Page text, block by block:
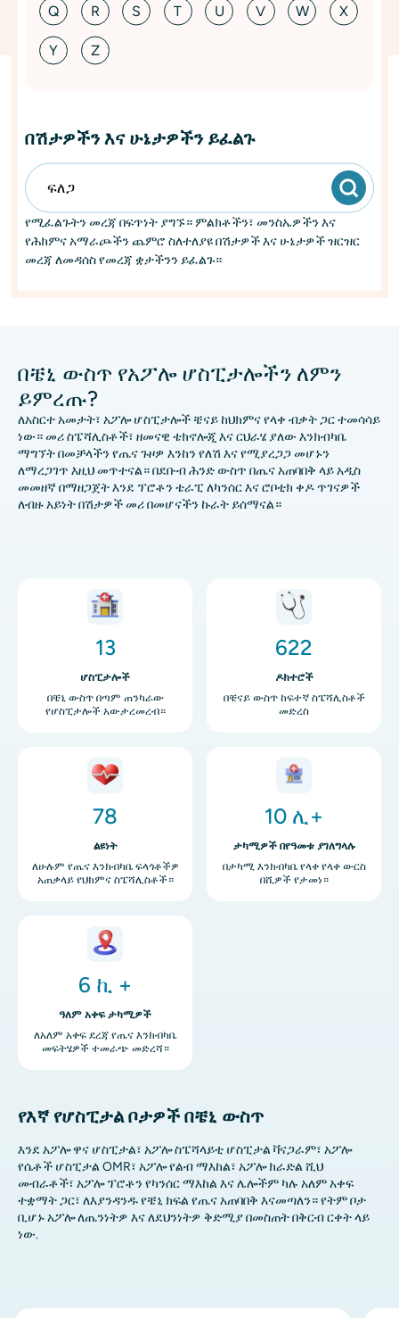
Q R S T U V W X
Y Z
በሽታዎችን እና ሁኔታዎችን ይፈልጉ
የሚፈልጉትን መረጃ በፍጥነት ያግኙ። ምልክቶችን፣ መንስኤዎችን እና
የሕክምና አማራጮችን ጨምሮ ስለተለያዩ በሽታዎች እና ሁኔታዎች ዝርዝር
መረጃ ለመዳሰስ የመረጃ ቋታችንን ይፈልጉ።
በቼኒ ውስጥ የአፖሎ ሆስፒታሎችን ለምን
ይምረጡ?
ለአስርተ አመታት፣ አፖሎ ሆስፒታሎች ቼናይ ከህክምና የላቀ ብቃት ጋር ተመሳሳይ
ነው። መሪ ስፔሻሊስቶች፣ ዘመናዊ ቴክኖሎጂ እና ርህራሄ ያለው እንክብካቤ
ማግኘት በመቻላችን የጤና ጉዞዎ እንከን የለሽ እና የሚያረጋጋ መሆኑን
ለማረጋገጥ እዚህ መጥተናል። በደቡብ ሕንድ ውስጥ በጤና አጠባበቅ ላይ አዲስ
መመዘኛ በማዘጋጀት እንደ ፕሮቶን ቴራፒ ለካንሰር እና ሮቦቲክ ቀዶ ጥገናዎች
ለብዙ አይነት በሽታዎች መሪ በመሆናችን ኩራት ይሰማናል።
ምስል
13
ሆስፒታሎች
በቼኒ ውስጥ በጣም ጠንካራው
የሆስፒታሎች አውታረመረብ።
ምስል
622
ዶክተሮች
በቼናይ ውስጥ ከፍተኛ ስፔሻሊስቶች
መድረስ
ምስል
78
ልዩነት
ለሁሉም የጤና እንክብካቤ ፍላጎቶችዎ
አጠቃላይ የህክምና ስፔሻሊስቶች።
ምስል
10 ሊ+
ታካሚዎች በየዓመቱ ያገለግላሉ
በታካሚ እንክብካቤ የላቀ የላቀ ውርስ
በሺዎች የታመነ።
ምስል
6 ኪ +
ዓለም አቀፍ ታካሚዎች
ለአለም አቀፍ ደረጃ የጤና እንክብካቤ
መፍትሄዎች ተመራጭ መድረሻ።
የእኛ የሆስፒታል ቦታዎች በቼኒ ውስጥ
እንደ አፖሎ ዋና ሆስፒታል፣ አፖሎ ስፔሻላይቲ ሆስፒታል ቫናጋራም፣ አፖሎ
የሴቶች ሆስፒታል OMR፣ አፖሎ የልብ ማእከል፣ አፖሎ ክራድል ሺህ
መብራቶች፣ አፖሎ ፕሮቶን የካንሰር ማእከል እና ሌሎችም ካሉ አለም አቀፍ
ተቋማት ጋር፣ ለእያንዳንዱ የቼኒ ክፍል የጤና አጠባበቅ እናመጣለን። የትም ቦታ
ቢሆኑ አፖሎ ለጤንነትዎ እና ለደህንነትዎ ቅድሚያ በመስጠት በቅርብ ርቀት ላይ
ነው.